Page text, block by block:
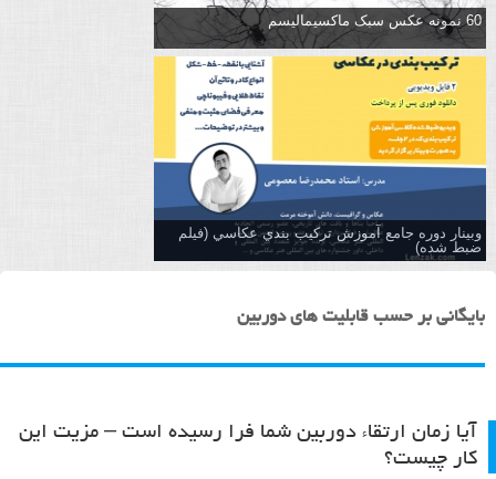
60 نمونه عکس سبک ماکسیمالیسم
وبینار دوره جامع آموزش تركيب بندي عكاسي (فیلم
ضبط شده)
بایگانی بر حسب قابلیت های دوربین
آیا زمان ارتقاء دوربین شما فرا رسیده است – مزیت این
کار چیست؟